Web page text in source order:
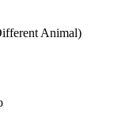
Animal)